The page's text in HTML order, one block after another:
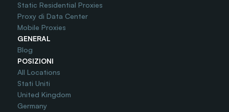
Static Residential Proxies
Proxy di Data Center
Mobile Proxies
GENERAL
Blog
POSIZIONI
All Locations
Stati Uniti
United Kingdom
Germany